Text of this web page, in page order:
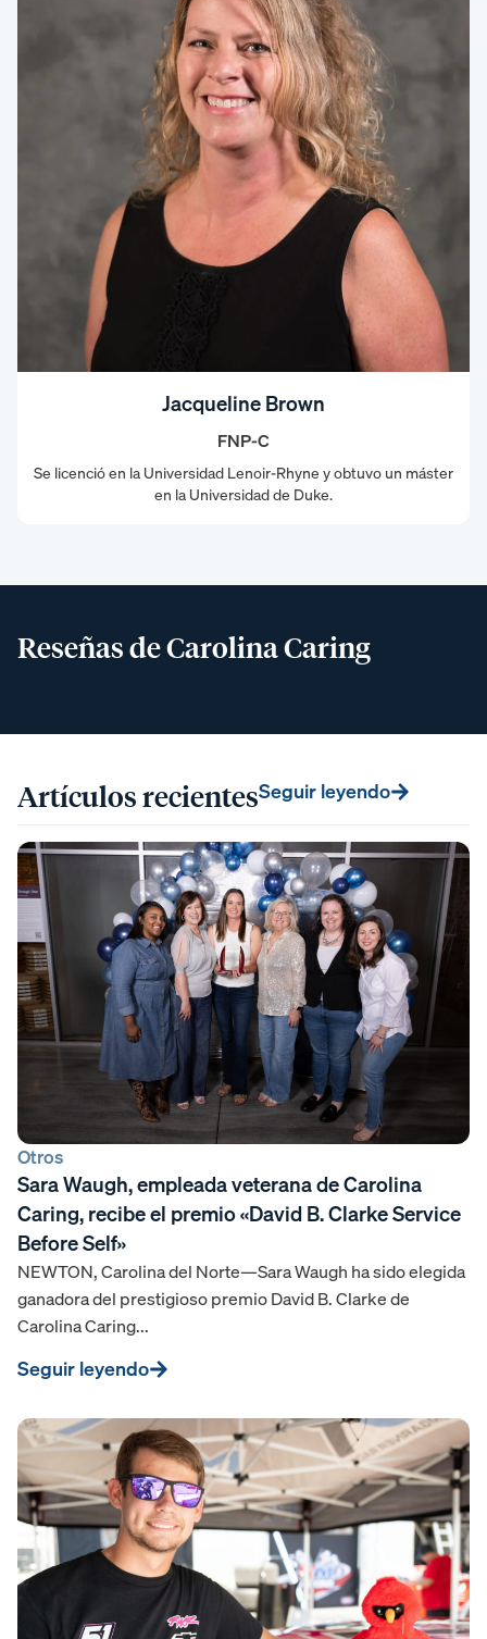
Jacqueline Brown
FNP-C
Se licenció en la Universidad Lenoir-Rhyne y obtuvo un máster
en la Universidad de Duke.
Reseñas de Carolina Caring
Artículos recientesSeguir leyendo
Otros
Sara Waugh, empleada veterana de Carolina
Caring, recibe el premio «David B. Clarke Service
Before Self»
NEWTON, Carolina del Norte—Sara Waugh ha sido elegida
ganadora del prestigioso premio David B. Clarke de
Carolina Caring...
Seguir leyendo